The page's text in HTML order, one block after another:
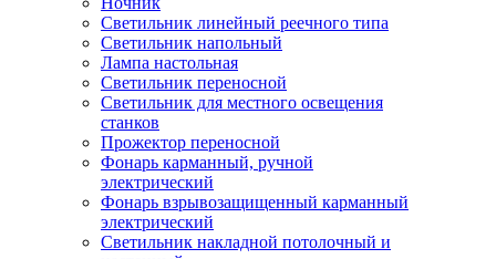
Светильник линейный реечного типа
Светильник напольный
Лампа настольная
Светильник переносной
Светильник для местного освещения
станков
Прожектор переносной
Фонарь карманный, ручной
электрический
Фонарь взрывозащищенный карманный
электрический
Светильник накладной потолочный и